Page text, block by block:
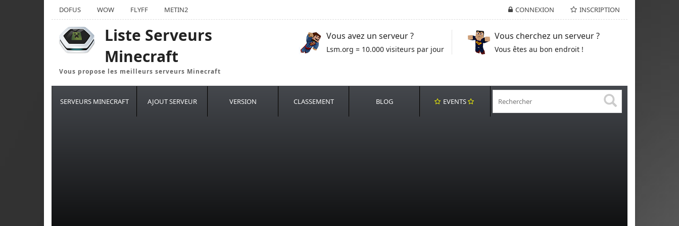
CONNEXION INSCRIPTION
DOFUS WOW FLYFF METIN2
Liste Serveurs
Minecraft
Vous propose les meilleurs serveurs Minecraft
Vous avez un serveur ?
Lsm.org = 10.000 visiteurs par jour
Vous cherchez un serveur ?
Vous êtes au bon endroit !
SERVEURS MINECRAFT AJOUT SERVEUR VERSION CLASSEMENT BLOG EVENTS